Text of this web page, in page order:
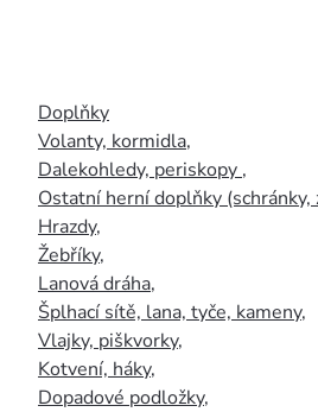
Doplňky
Volanty, kormidla,
Dalekohledy, periskopy ,
Ostatní herní doplňky (schránky,
Hrazdy,
Žebříky,
Lanová dráha,
Šplhací sítě, lana, tyče, kameny,
Vlajky, piškvorky,
Kotvení, háky,
Dopadové podložky,